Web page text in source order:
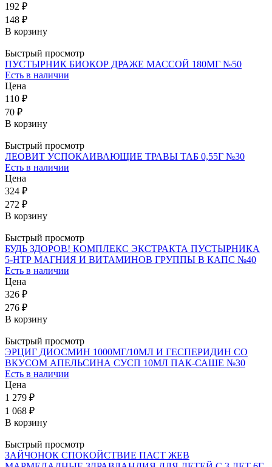
192 ₽
148 ₽
В корзину
Быстрый просмотр
ПУСТЫРНИК БИОКОР ДРАЖЕ МАССОЙ 180МГ №50
Есть в наличии
Цена
110 ₽
70 ₽
В корзину
Быстрый просмотр
ЛЕОВИТ УСПОКАИВАЮЩИЕ ТРАВЫ ТАБ 0,55Г №30
Есть в наличии
Цена
324 ₽
272 ₽
В корзину
Быстрый просмотр
БУДЬ ЗДОРОВ! КОМПЛЕКС ЭКСТРАКТА ПУСТЫРНИКА
5-НТР МАГНИЯ И ВИТАМИНОВ ГРУППЫ В КАПС №40
Есть в наличии
Цена
326 ₽
276 ₽
В корзину
Быстрый просмотр
ЭРЦИГ ДИОСМИН 1000МГ/10МЛ И ГЕСПЕРИДИН СО
ВКУСОМ АПЕЛЬСИНА СУСП 10МЛ ПАК-САШЕ №30
Есть в наличии
Цена
1 279 ₽
1 068 ₽
В корзину
Быстрый просмотр
ЗАЙЧОНОК СПОКОЙСТВИЕ ПАСТ ЖЕВ